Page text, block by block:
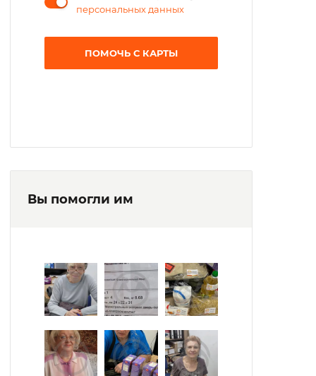
персональных данных
ПОМОЧЬ С КАРТЫ
Вы помогли им